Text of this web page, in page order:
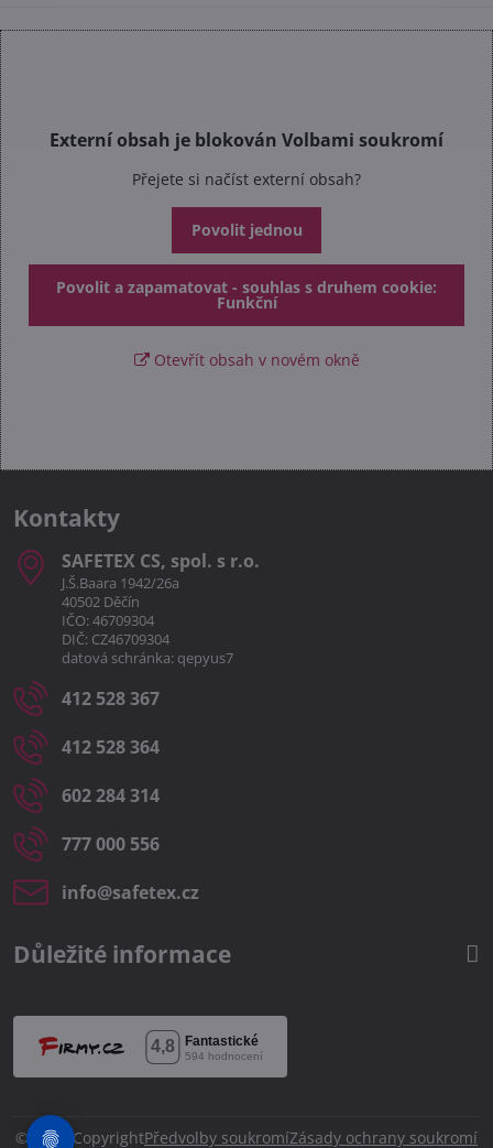
Externí obsah je blokován Volbami soukromí
Přejete si načíst externí obsah?
Povolit jednou
Povolit a zapamatovat - souhlas s druhem cookie:
Funkční
Otevřít obsah v novém okně
Kontakty
SAFETEX CS, spol​. s r​.o​.
J.Š.Baara 1942/26a
40502 Děčín
IČO: 46709304
DIČ: CZ46709304
datová schránka: qepyus7
412 528 367
412 528 364
602 284 314
777 000 556
info​@safetex​.cz
Důležité informace
© 2026 CopyrightPředvolby soukromíZásady ochrany soukromí